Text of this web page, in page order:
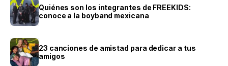
Quiénes son los integrantes de FREEKIDS:
conoce a la boyband mexicana
23 canciones de amistad para dedicar a tus
amigos